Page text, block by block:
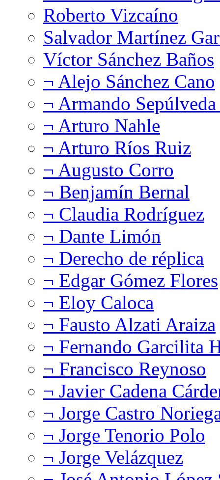
Roberto Vizcaíno
Salvador Martínez
Víctor Sánchez Baños
¬ Alejo Sánchez Cano
¬ Armando
¬ Arturo Nahle
¬ Arturo Ríos Ruiz
¬ Augusto Corro
¬ Benjamín Bernal
¬ Claudia Rodríguez
¬ Dante Limón
¬ Derecho de réplica
¬ Edgar Gómez Flores
¬ Eloy Caloca
¬ Fausto Alzati Araiza
¬ Fernando Garcilita
¬ Francisco Reynoso
¬ Javier Cadena
¬ Jorge Castro
¬ Jorge Tenorio Polo
¬ Jorge Velázquez